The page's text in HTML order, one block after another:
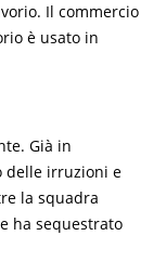
Il commercio
è usato in
Già in
delle irruzioni e
la squadra
ha sequestrato